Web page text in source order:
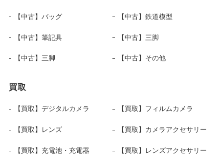
【中古】バッグ 【中古】鉄道模型
【中古】筆記具 【中古】三脚
【中古】三脚 【中古】その他
買取
【買取】デジタルカメラ 【買取】フィルムカメラ
【買取】レンズ 【買取】カメラアクセサリー
【買取】充電池・充電器 【買取】レンズアクセサリー